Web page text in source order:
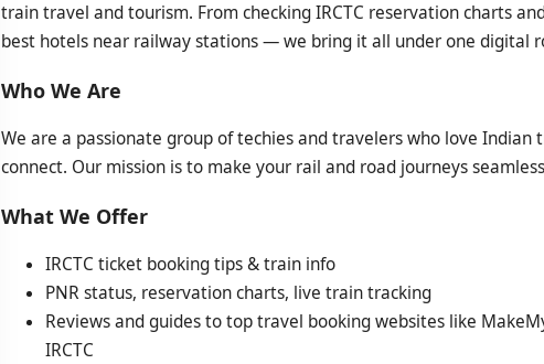
train travel and tourism. From checking IRCTC reservation charts
best hotels near railway stations — we bring it all under one digital
Who We Are
We are a passionate group of techies and travelers who love
connect. Our mission is to make your rail and road journeys
What We Offer
IRCTC ticket booking tips & train info
PNR status, reservation charts, live train tracking
Reviews and guides to top travel booking websites like
IRCTC